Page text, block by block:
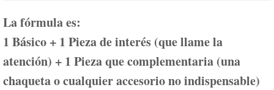
La fórmula es:
1 Básico + 1 Pieza de interés (que llame la
atención) + 1 Pieza que complementaria (una
chaqueta o cualquier accesorio no indispensable)